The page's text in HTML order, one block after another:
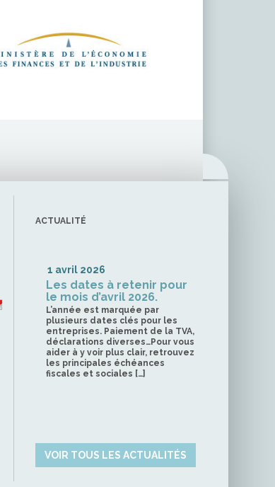
ACTUALITÉ
1 avril 2026
Les dates à retenir pour
le mois d’avril 2026.
L’année est marquée par
plusieurs dates clés pour les
entreprises. Paiement de la TVA,
déclarations diverses…Pour vous
aider à y voir plus clair, retrouvez
les principales échéances
fiscales et sociales […]
VOIR TOUS LES ACTUALITÉS